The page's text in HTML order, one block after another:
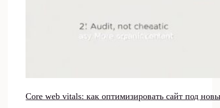
Core web vitals: как оптимизировать сайт под